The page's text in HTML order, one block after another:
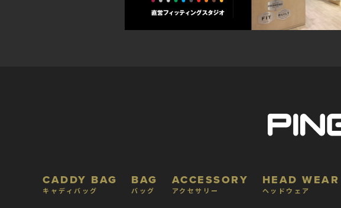
CADDY BAG
キャディバッグ
BAG
バッグ
ACCESSORY
アクセサリー
HEAD WEAR
ヘッドウェア